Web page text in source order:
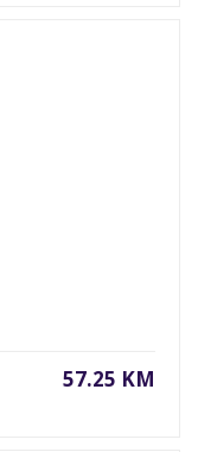
57.25 KM